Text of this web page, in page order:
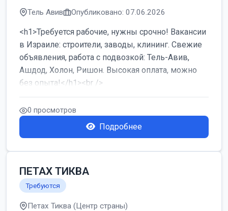
Тель Авив Опубликовано: 07.06.2026
<h1>Требуется рабочие, нужны срочно! Вакансии
в Израиле: строители, заводы, клининг. Свежие
объявления, работа с подвозкой: Тель-Авив,
Ашдод, Холон, Ришон. Высокая оплата, можно
без опыта!</h1><br />
...
0 просмотров
Подробнее
ПЕТАХ ТИКВА
Требуются
Петах Тиква (Центр страны)